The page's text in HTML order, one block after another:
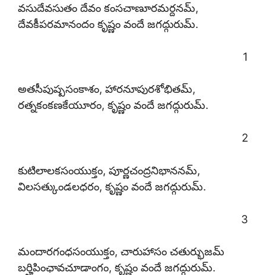
వసుదేవసుతం దేవం కంసచాణూరమర్దనమ్,
దేవకీపరమానందం కృష్ణం వందే జగద్గురుమ్.
1
అతసీపుష్పసంకాశం, హారనూపురశోభితమ్,
రత్నకంకణకేయూరం, కృష్ణం వందే జగద్గురుమ్.
2
కుటిలాలకసంయుక్తం, పూర్ణచంద్రనిభాననమ్,
విలసత్కుండలధరం, కృష్ణం వందే జగద్గురుమ్.
3
మందారగంధసంయుక్తం, చారుహాసం చతుర్భుజమ్
బర్హిపింఛావచూడాంగం, కృష్ణం వందే జగద్గురుమ్.